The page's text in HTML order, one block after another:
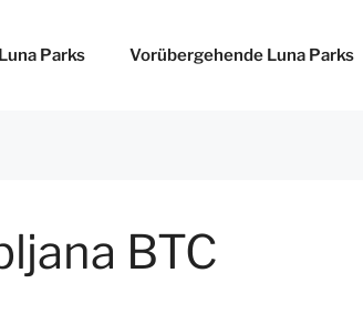
Parks Vorübergehende Luna Parks
BTC